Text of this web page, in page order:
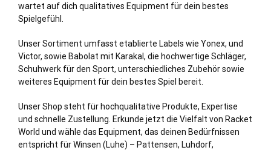
wartet auf dich qualitatives Equipment für dein bestes
Spielgefühl.
Unser Sortiment umfasst etablierte Labels wie Yonex, und
Victor, sowie Babolat mit Karakal, die hochwertige Schläger,
Schuhwerk für den Sport, unterschiedliches Zubehör sowie
weiteres Equipment für dein bestes Spiel bereit.
Unser Shop steht für hochqualitative Produkte, Expertise
und schnelle Zustellung. Erkunde jetzt die Vielfalt von Racket
World und wähle das Equipment, das deinen Bedürfnissen
entspricht für Winsen (Luhe) – Pattensen, Luhdorf,